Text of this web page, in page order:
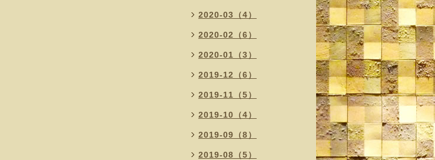
2020-03（4）
2020-02（6）
2020-01（3）
2019-12（6）
2019-11（5）
2019-10（4）
2019-09（8）
2019-08（5）